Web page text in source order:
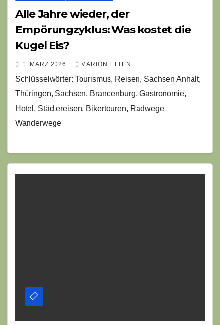
Alle Jahre wieder, der
Empörungzyklus: Was kostet die
Kugel Eis?
1. MÄRZ 2026 MARION ETTEN
Schlüsselwörter: Tourismus, Reisen, Sachsen Anhalt,
Thüringen, Sachsen, Brandenburg, Gastronomie,
Hotel, Städtereisen, Bikertouren, Radwege,
Wanderwege